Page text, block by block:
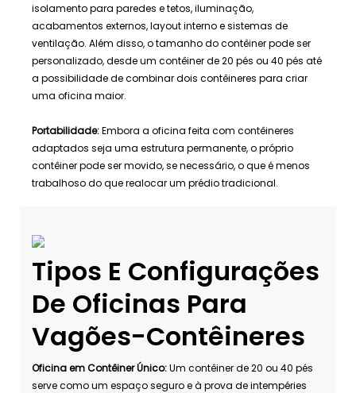
isolamento para paredes e tetos, iluminação,
acabamentos externos, layout interno e sistemas de
ventilação. Além disso, o tamanho do contêiner pode ser
personalizado, desde um contêiner de 20 pés ou 40 pés até
a possibilidade de combinar dois contêineres para criar
uma oficina maior.
Portabilidade:Embora a oficina feita com contêineres
adaptados seja uma estrutura permanente, o próprio
contêiner pode ser movido, se necessário, o que é menos
trabalhoso do que realocar um prédio tradicional.
Tipos E Configurações
De Oficinas Para
Vagões-Contêineres
Oficina em Contêiner Único:Um contêiner de 20 ou 40 pés
serve como um espaço seguro e à prova de intempéries